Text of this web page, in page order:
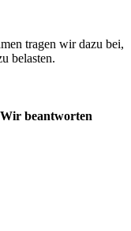
tragen wir dazu bei,
belasten.
beantworten